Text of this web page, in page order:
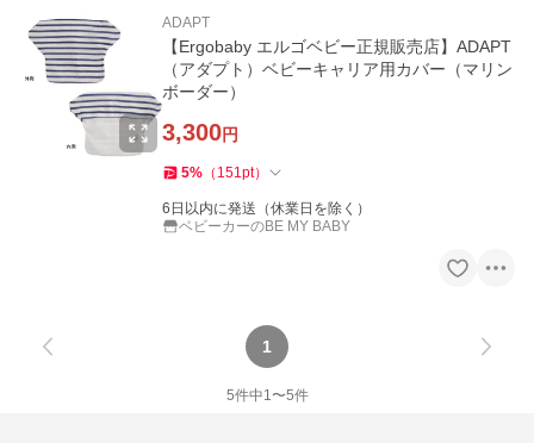
ADAPT
【Ergobaby エルゴベビー正規販売店】ADAPT
（アダプト）ベビーキャリア用カバー（マリン
ボーダー）
3,300円
5% （ 151pt）
6日以内に発送（休業日を除く）
ベビーカーのBE MY BABY
1
5件中1〜5件